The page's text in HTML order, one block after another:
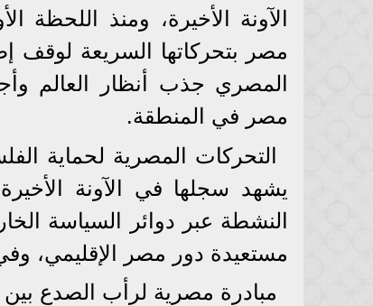
الآونة الأخيرة، ومنذ اللحظة
مصر بتحركاتها السريعة لوقف
المصري جذب أنظار العالم
مصر في المنطقة.
التحركات المصرية لحماية
يشهد سجلها في الآونة
النشطة عبر دوائر السياسة
مستعيدة دور مصر الإقليمي، وفي
مبادرة مصرية لرأب الصدع بين